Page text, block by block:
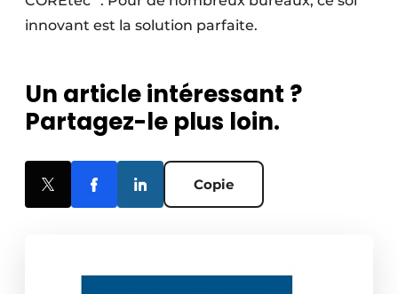
innovant est la solution parfaite.
Un article intéressant ?
Partagez-le plus loin.
Copie